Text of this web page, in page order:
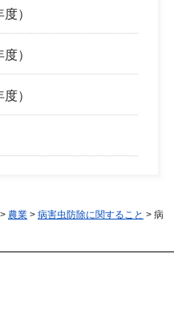
）
）
）
> 農業 > 病害虫防除に関すること > 病